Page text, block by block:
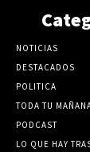
NOTICIAS
DESTACADOS
POLITICA
TODA TU
PODCAST
LO QUE HAY